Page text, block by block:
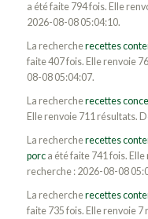
a été faite 794 fois. Elle
2026-08-08 05:04:10.
La rechercherecettes
faite 407 fois. Elle renvoie
08-08 05:04:07.
La rechercherecettes
Elle renvoie 711 résultats.
La rechercherecettes
porca été faite 741 fois.
recherche : 2026-08-08
La rechercherecettes
faite 735 fois. Elle renvoie